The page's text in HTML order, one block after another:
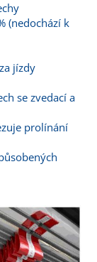
(nedochází k
jízdy
se zvedací a
prolínání